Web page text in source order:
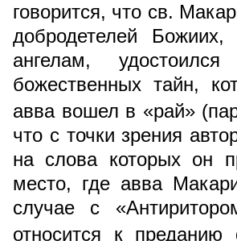
говорится, что св.
добродетелей
ангелам,
божественных тайн,
авва вошел в «рай»
что с точки зрения
на слова которых он
место, где авва
случае с
относится к преданию